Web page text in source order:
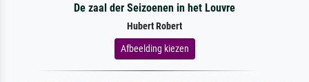
De zaal der Seizoenen in het Louvre
Hubert Robert
Afbeelding kiezen